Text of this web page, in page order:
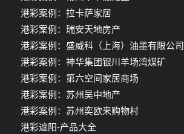
港彩案例：拉卡萨家居
港彩案例：瑞安天地房产
港彩案例：盛威科（上海）油墨有限公司
港彩案例：神华集团银川羊场湾煤矿
港彩案例：第六空间家居商场
港彩案例：苏州吴中地产
港彩案例：苏州奕欧来购物村
港彩遮阳-产品大全